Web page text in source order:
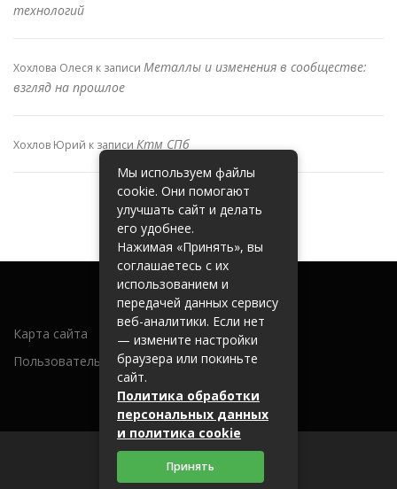
технологий
Хохлова Олеся к записи Металлы и изменения в сообществе:
взгляд на прошлое
Хохлов Юрий к записи Ктм СПб
Карта сайта
Пользовательское соглашение
2026 (c) metallobaza31.ru
Мы используем файлы
cookie. Они помогают
улучшать сайт и делать
его удобнее.
Нажимая «Принять», вы
соглашаетесь с их
использованием и
передачей данных сервису
веб-аналитики. Если нет
— измените настройки
браузера или покиньте
сайт.
Политика обработки
персональных данных
и политика cookie
Принять